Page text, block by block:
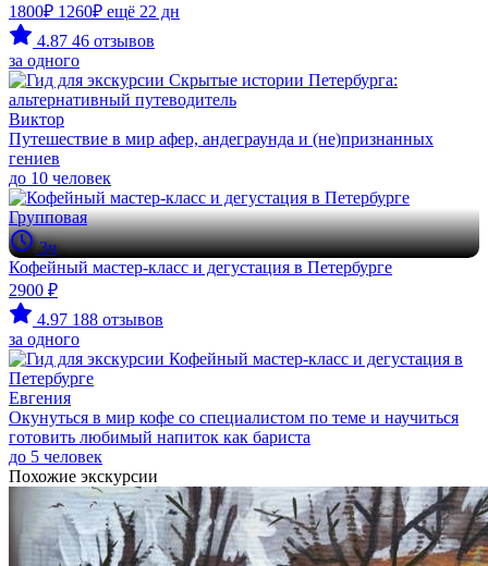
1800₽ 1260₽ ещё 22 дн
4.87 46 отзывов
за одного
Виктор
Путешествие в мир афер, андеграунда и (не)признанных
гениев
до 10 человек
Групповая
3ч
Кофейный мастер-класс и дегустация в Петербурге
2900 ₽
4.97 188 отзывов
за одного
Евгения
Окунуться в мир кофе со специалистом по теме и научиться
готовить любимый напиток как бариста
до 5 человек
Похожие экскурсии